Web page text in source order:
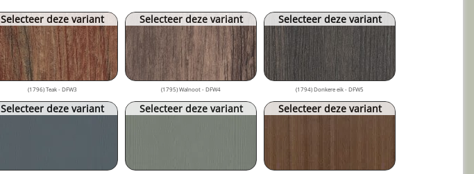
Selecteer deze variant
(1796) Teak - DFW3
Selecteer deze variant
(1795) Walnoot - DFW4
Selecteer deze variant
(1794) Donkere eik - DFW5
Selecteer deze variant Selecteer deze variant Selecteer deze variant